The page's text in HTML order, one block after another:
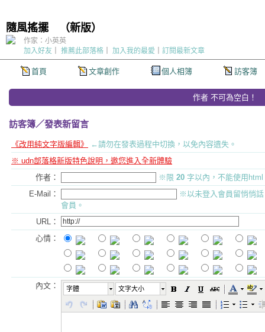
隨風搖擺 （新版）
首頁 文章創作 個人相簿 訪客簿
加入好友 推薦此部落格 加入我的最愛 訂閱最新文章
作家：小英英
作者 不可為空白！
訪客簿／發表新留言
《改用純文字版編輯》
←請勿在發表過程中切換，以免內容遺失。
※ udn部落格新版特色說明，邀您進入全新體驗
作者：
※限 20 字以內，不能使用html
E-Mail：
※以未登入會員留悄悄
會員。
URL：
心情：
內文： 字體 文字大小